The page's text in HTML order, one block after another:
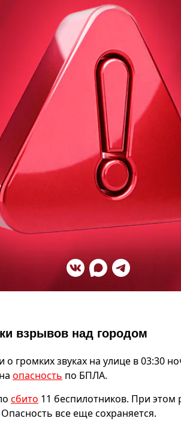
взрывов над городом
громких звуках на улице в 03:30
опасность по БПЛА.
сбито 11 беспилотников. При
все еще сохраняется.